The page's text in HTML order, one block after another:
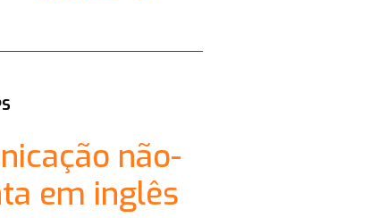
não-
em inglês